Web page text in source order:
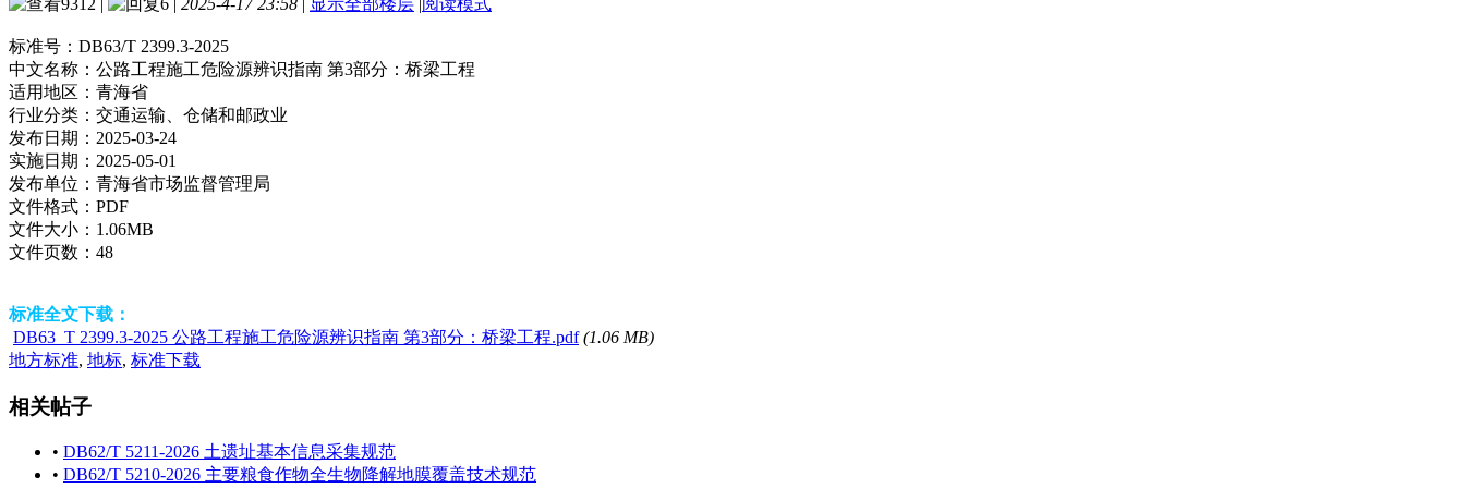
标准号： DB63/T 2399.3-2025
中文名称： 公路工程施工危险源辨识指南 第3部分：桥梁工程
适用地区： 青海省
行业分类： 交通运输、仓储和邮政业
发布日期： 2025-03-24
实施日期： 2025-05-01
发布单位： 青海省市场监督管理局
文件格式： PDF
文件大小： 1.06MB
文件页数： 48
标准全文下载：
DB63_T 2399.3-2025 公路工程施工危险源辨识指南 第3部分：桥梁工程.pdf (1.06 MB)
地方标准, 地标, 标准下载
相关帖子
• DB62/T 5211-2026 土遗址基本信息采集规范
• DB62/T 5210-2026 主要粮食作物全生物降解地膜覆盖技术规范